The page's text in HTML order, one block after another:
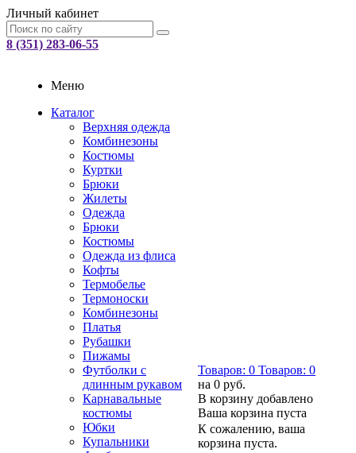
Личный кабинет
8 (351) 283-06-55
Меню
Каталог
Верхняя одежда
Комбинезоны
Костюмы
Куртки
Брюки
Жилеты
Одежда
Брюки
Костюмы
Одежда из флиса
Кофты
Термобелье
Термоноски
Комбинезоны
Платья
Рубашки
Пижамы
Футболки с
длинным рукавом
Карнавальные
костюмы
Юбки
Купальники
Товаров: 0 Товаров: 0
на 0 руб.
В корзину добавлено
Ваша корзина пуста
К сожалению, ваша
корзина пуста.